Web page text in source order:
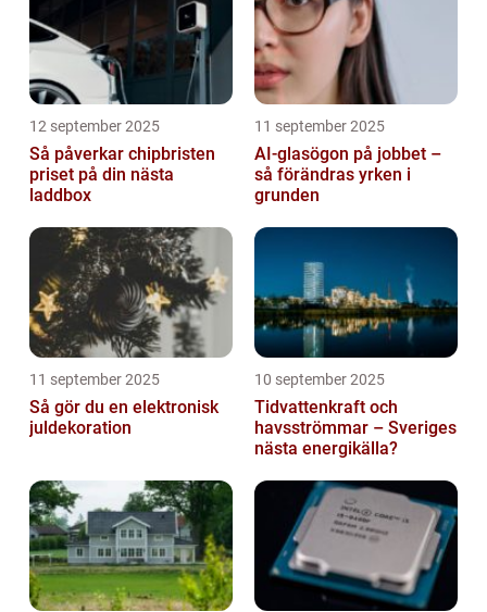
12 september 2025
Så påverkar chipbristen
priset på din nästa
laddbox
11 september 2025
AI-glasögon på jobbet –
så förändras yrken i
grunden
11 september 2025
Så gör du en elektronisk
juldekoration
10 september 2025
Tidvattenkraft och
havsströmmar – Sveriges
nästa energikälla?